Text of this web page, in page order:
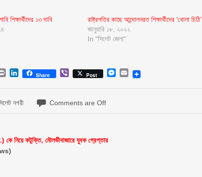
শিক্ষার্থীদের ১৩ দাবি
রাষ্ট্রপতির কাছে আন্দোলনরত শিক্ষার্থীদের ‘খোলা চিঠি’
জানুয়ারি ১৮, ২০২২
In "সিলেট জেলা"
Print LinkedIn
Share ViberPost Messenger
Email
নগরী Comments are Off
কে নিয়ে কটুক্তি, মৌলভীবাজারে যুবক গ্রেপ্তার